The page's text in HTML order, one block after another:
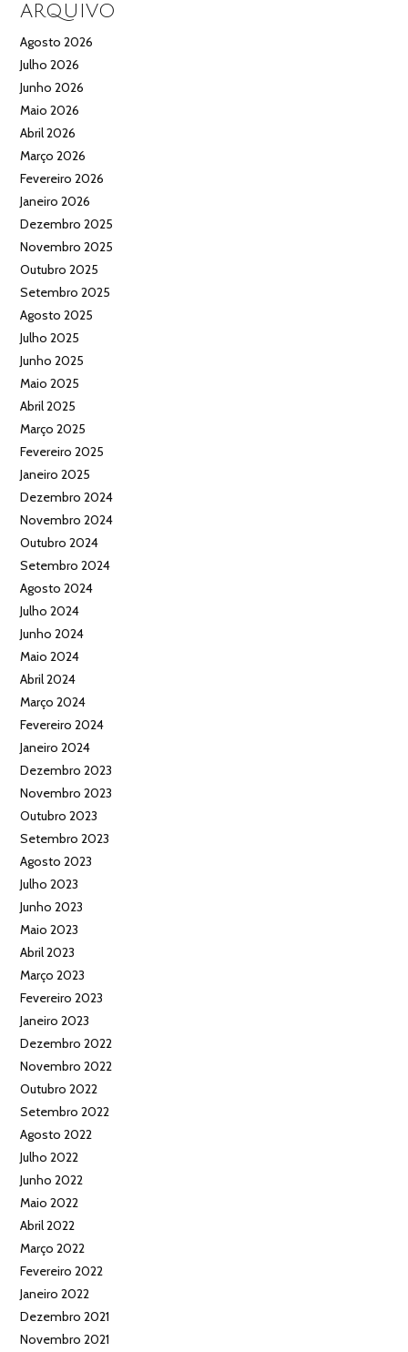
ARQUIVO
Agosto 2026
Julho 2026
Junho 2026
Maio 2026
Abril 2026
Março 2026
Fevereiro 2026
Janeiro 2026
Dezembro 2025
Novembro 2025
Outubro 2025
Setembro 2025
Agosto 2025
Julho 2025
Junho 2025
Maio 2025
Abril 2025
Março 2025
Fevereiro 2025
Janeiro 2025
Dezembro 2024
Novembro 2024
Outubro 2024
Setembro 2024
Agosto 2024
Julho 2024
Junho 2024
Maio 2024
Abril 2024
Março 2024
Fevereiro 2024
Janeiro 2024
Dezembro 2023
Novembro 2023
Outubro 2023
Setembro 2023
Agosto 2023
Julho 2023
Junho 2023
Maio 2023
Abril 2023
Março 2023
Fevereiro 2023
Janeiro 2023
Dezembro 2022
Novembro 2022
Outubro 2022
Setembro 2022
Agosto 2022
Julho 2022
Junho 2022
Maio 2022
Abril 2022
Março 2022
Fevereiro 2022
Janeiro 2022
Dezembro 2021
Novembro 2021